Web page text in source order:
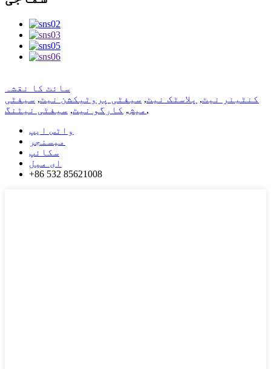
سائٹ کا نقشہ
کنٹینر نیٹ, پلاسٹک نیٹ, سیفٹی پروٹیکشن نیٹ, سیفٹی
میش, کارگو نیٹ, سیفٹی نیٹنگ
,
واٹس ایپ
میسنجر
سکائپ
ای میل
+86 532 85621008